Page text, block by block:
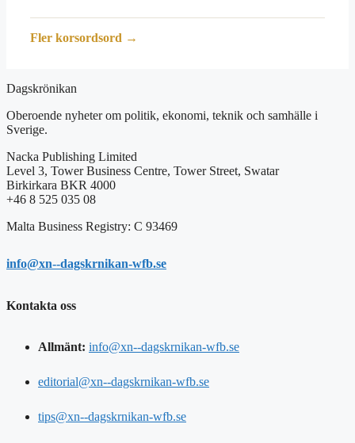
Fler korsordsord →
Dagskrönikan
Oberoende nyheter om politik, ekonomi, teknik och samhälle i
Sverige.
Nacka Publishing Limited
Level 3, Tower Business Centre, Tower Street, Swatar
Birkirkara BKR 4000
+46 8 525 035 08
Malta Business Registry: C 93469
info@xn--dagskrnikan-wfb.se
Kontakta oss
Allmänt: info@xn--dagskrnikan-wfb.se
editorial@xn--dagskrnikan-wfb.se
tips@xn--dagskrnikan-wfb.se